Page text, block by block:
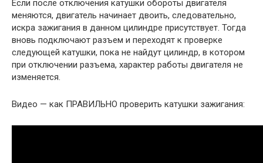
Если после отключения катушки обороты двигателя
меняются, двигатель начинает двоить, следовательно,
искра зажигания в данном цилиндре присутствует. Тогда
вновь подключают разъем и переходят к проверке
следующей катушки, пока не найдут цилиндр, в котором
при отключении разъема, характер работы двигателя не
изменяется.
Видео — как ПРАВИЛЬНО проверить катушки зажигания: